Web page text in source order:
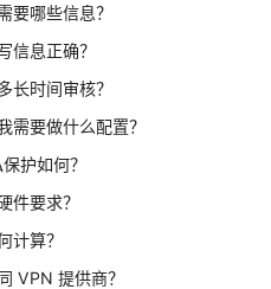
要哪些信息？
信息正确？
长时间审核？
需要做什么配置？
护如何？
件要求？
计算？
VPN 提供商？